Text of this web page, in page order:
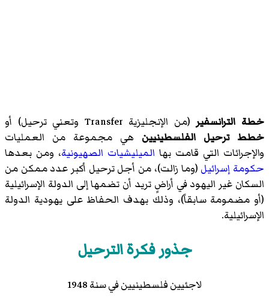
خطة الترانسفير(من الإنجليزية Transfer وتعني ترحيل) أو
خطط ترحيل الفلسطينيين هي مجموعة من العمليات
والإجرائات التي قامت بها الميليشيات الصهيونية، ومن بعدها
حكومة إسرائيل (وما زالت)، من أجل ترحيل أكبر عدد ممكن من
السكان غير اليهود في أراضٍ تريد أن تضمها إلى الدولة الإسرائيلية
(أو مضمومة سابقاً)، وذلك بهدف الحفاظ على يهودية الدولة
الإسرائيلية.
جذور فكرة الترحيل
لاجئيين فلسطينيين في سنة 1948